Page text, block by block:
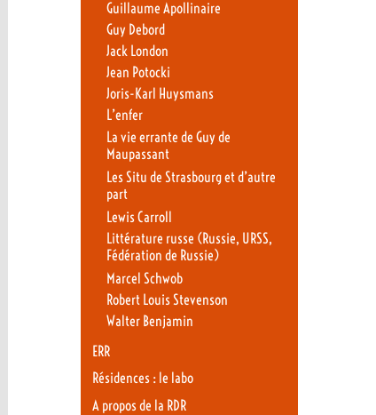
Guillaume Apollinaire
Guy Debord
Jack London
Jean Potocki
Joris-Karl Huysmans
L’enfer
La vie errante de Guy de
Maupassant
Les Situ de Strasbourg et d’autre
part
Lewis Carroll
Littérature russe (Russie, URSS,
Fédération de Russie)
Marcel Schwob
Robert Louis Stevenson
Walter Benjamin
ERR
Résidences : le labo
A propos de la RDR